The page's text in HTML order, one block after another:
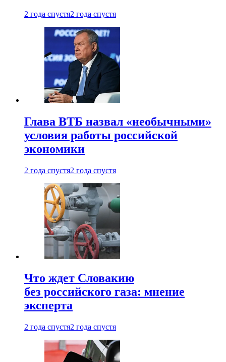
2 года спустя2 года спустя
Глава ВТБ назвал «необычными»
условия работы российской
экономики
2 года спустя2 года спустя
Что ждет Словакию
без российского газа: мнение
эксперта
2 года спустя2 года спустя